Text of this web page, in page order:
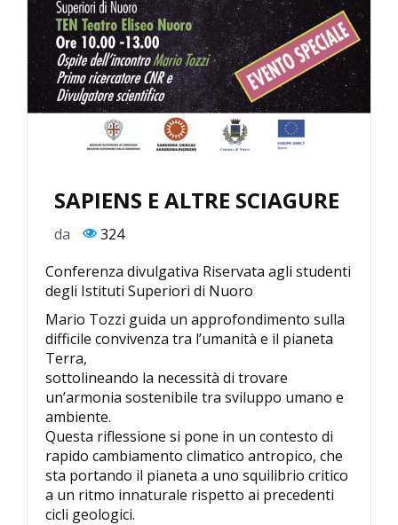
SAPIENS E ALTRE SCIAGURE
da
324
Conferenza divulgativa Riservata agli studenti
degli Istituti Superiori di Nuoro
Mario Tozzi guida un approfondimento sulla
difficile convivenza tra l’umanità e il pianeta
Terra,
sottolineando la necessità di trovare
un’armonia sostenibile tra sviluppo umano e
ambiente.
Questa riflessione si pone in un contesto di
rapido cambiamento climatico antropico, che
sta portando il pianeta a uno squilibrio critico
a un ritmo innaturale rispetto ai precedenti
cicli geologici.